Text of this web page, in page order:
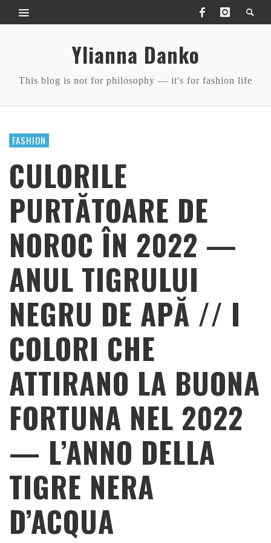
Ylianna Danko
This blog is not for philosophy — it's for fashion life
FASHION
CULORILE
PURTĂTOARE DE
NOROC ÎN 2022 —
ANUL TIGRULUI
NEGRU DE APĂ // I
COLORI CHE
ATTIRANO LA BUONA
FORTUNA NEL 2022
— L’ANNO DELLA
TIGRE NERA
D’ACQUA